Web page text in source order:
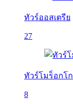
ทัวร์ออสเตรีย
27
ทัวร์โมร็อกโก
8